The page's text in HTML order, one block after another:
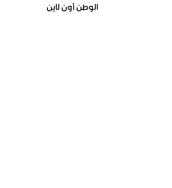
الوطن أون لاين